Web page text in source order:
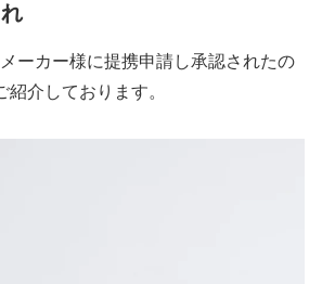
ーカー様に提携申請し承認されたの
介しております。